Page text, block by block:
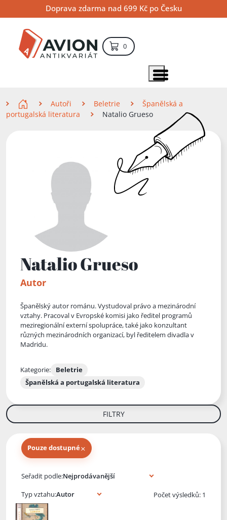
na
obsah
na
navigaci
na
vyhledávání
Doprava zdarma nad 699 Kč po Česku
0položek – košík
Zobrazit položky menu
Autoři Beletrie
Španělská a
portugalská literatura
Natalio Grueso
Natalio Grueso
Autor
Španělský autor románu. Vystudoval právo a mezinárodní
vztahy. Pracoval v Evropské komisi jako ředitel programů
meziregionální externí spolupráce, také jako konzultant
různých mezinárodních organizací, byl ředitelem divadla v
Madridu.
Kategorie:
Beletrie
Španělská a portugalská literatura
FILTRY
Pouze dostupné×
Seřadit podle:
Typ vztahu:
Počet výsledků: 1